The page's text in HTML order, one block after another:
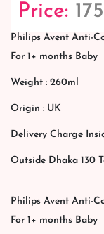
Price:
Philips Avent Anti-
For 1+ months Baby
Weight : 260ml
Origin : UK
Delivery Charge
Outside Dhaka 130
Philips Avent Anti-
For 1+ months Baby